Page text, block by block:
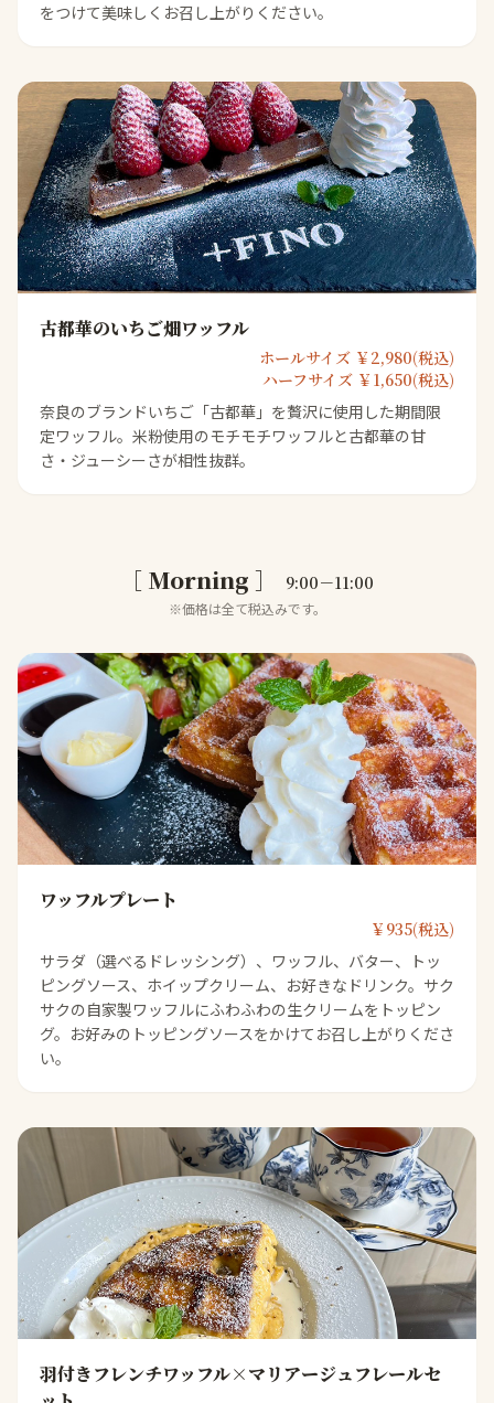
をつけて美味しくお召し上がりください。
古都華のいちご畑ワッフル
ホールサイズ ￥2,980(税込)
ハーフサイズ ￥1,650(税込)
奈良のブランドいちご「古都華」を贅沢に使用した期間限
定ワッフル。米粉使用のモチモチワッフルと古都華の甘
さ・ジューシーさが相性抜群。
［ Morning ］ 9:00－11:00
※価格は全て税込みです。
ワッフルプレート
￥935(税込)
サラダ（選べるドレッシング）、ワッフル、バター、トッ
ピングソース、ホイップクリーム、お好きなドリンク。サク
サクの自家製ワッフルにふわふわの生クリームをトッピン
グ。お好みのトッピングソースをかけてお召し上がりくださ
い。
羽付きフレンチワッフル×マリアージュフレールセ